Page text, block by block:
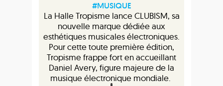
#MUSIQUE
La Halle Tropisme lance CLUBISM, sa
nouvelle marque dédiée aux
esthétiques musicales électroniques.
Pour cette toute première édition,
Tropisme frappe fort en accueillant
Daniel Avery, figure majeure de la
musique électronique mondiale.